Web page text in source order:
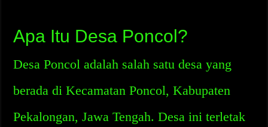
Apa Itu Desa Poncol?
Desa Poncol adalah salah satu desa yang
berada di Kecamatan Poncol, Kabupaten
Pekalongan, Jawa Tengah. Desa ini terletak